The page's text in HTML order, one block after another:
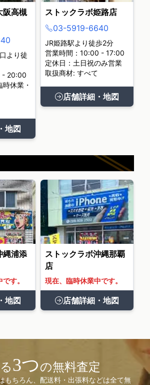
阪高槻
より徒
- 20:00
休業・
地図
ストックラボ姫路店
03-5919-6640
JR姫路駅より徒歩2分
営業時間：10:00 - 17:00
定休日：土日祝のみ営業
取扱商材: すべて
店舗詳細・地図
縄浦添
す。
地図
ストックラボ沖縄那覇
店
現在、臨時休業中です。
店舗詳細・地図
3つの無料査定
もちろん、配送料・出張料などは全て無